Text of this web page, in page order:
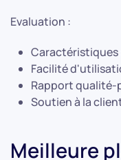
Evaluation :
Caractéristiques
Facilité
Rapport qualité-
Soutien à la
Meilleure